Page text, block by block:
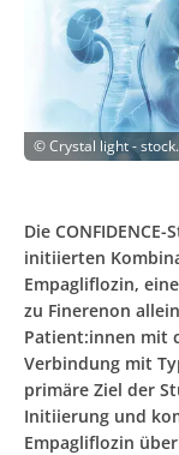
©Crystal light -
Die
initiierten
Empagliflozin,
zu Finerenon
Patient:innen mit
Verbindung mit
primäre Ziel der
Initiierung und
Empagliflozin